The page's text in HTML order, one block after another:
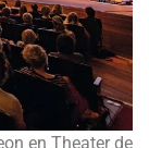
en Theater de